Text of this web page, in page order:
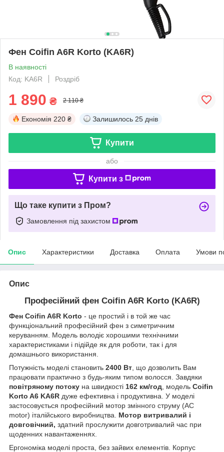
Фен Сoifin A6R Korto (KA6R)
В наявності
Код: KA6R
Роздріб
1 890 ₴ 2 110 ₴
Економія 220 ₴ Залишилось 25 днів
Купити
або
Купити з
Що таке купити з Пром?
Замовлення під захистом
Опис Характеристики Доставка Оплата Умови
Опис
Професійний фен Сoifin A6R Korto (KA6R)
Фен Сoifin A6R Korto - це простий і в той же час
функціональний професійний фен з симетричним
керуванням. Модель володіє хорошими технічними
характеристиками і підійде як для роботи, так і для
домашнього використання.
Потужність моделі становить 2400 Вт , що дозволить Вам
працювати практично з будь-яким типом волосся. Завдяки
повітряному потоку на швидкості 162 км/год , модель Coifin
Korto A6 KA6R дуже ефективна і продуктивна. У моделі
застосовується професійний мотор змінного струму (AC
motor) італійського виробництва. Мотор витривалий і
довговічний, здатний прослужити довготривалий час при
щоденних навантаженнях.
Ергономіка моделі проста, без зайвих елементів. Корпус